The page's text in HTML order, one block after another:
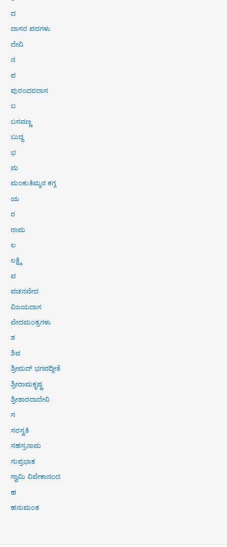
ದ
ದಾಸರ ಪದಗಳು
ದೇವಿ
ನ
ಪ
ಪುರಂದರದಾಸ
ಬ
ಬಸವಣ್ಣ
ಬುದ್ಧ
ಭ
ಮ
ಮಂಕುತಿಮ್ಮನ ಕಗ್ಗ
ಯ
ರ
ರಾಮ
ಲ
ಲಕ್ಷ್ಮಿ
ವ
ವಚನವೇದ
ವಿಜಯದಾಸ
ವೇದಮಂತ್ರಗಳು
ಶ
ಶಿವ
ಶ್ರೀಮದ್ ಭಗವದ್ಗೀತೆ
ಶ್ರೀರಾಮಕೃಷ್ಣ
ಶ್ರೀಶಾರದಾದೇವಿ
ಸ
ಸರಸ್ವತಿ
ಸಹಸ್ರನಾಮ
ಸುಪ್ರಭಾತ
ಸ್ವಾಮಿ ವಿವೇಕಾನಂದ
ಹ
ಹನುಮಂತ